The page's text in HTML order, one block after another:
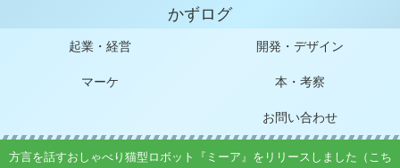
かずログ
起業・経営 開発・デザイン
マーケ 本・考察
お問い合わせ
方言を話すおしゃべり猫型ロボット『ミーア』をリリースしました（こち